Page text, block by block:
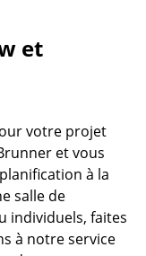
et
votre projet
et vous
à la
salle de
individuels, faites
à notre service